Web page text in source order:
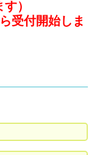
）
受付開始しま